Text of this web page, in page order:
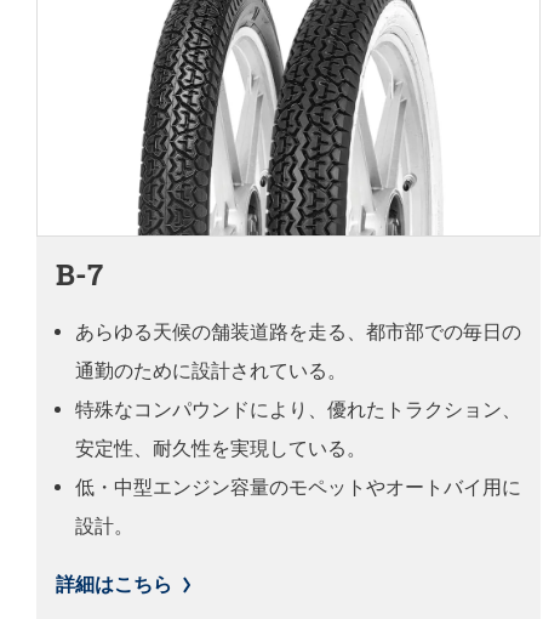
B-7
あらゆる天候の舗装道路を走る、都市部での毎日の
通勤のために設計されている。
特殊なコンパウンドにより、優れたトラクション、
安定性、耐久性を実現している。
低・中型エンジン容量のモペットやオートバイ用に
設計。
詳細はこちら